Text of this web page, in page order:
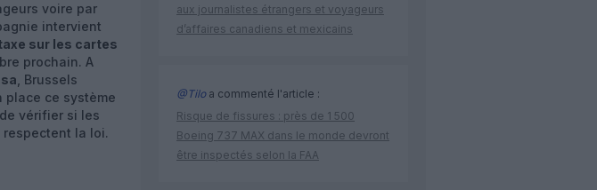
voire par
intervient
sur les cartes
prochain. A
, Brussels
place ce système
vérifier si les
respectent la loi.
aux journalistes étrangers et voyageurs
d’affaires canadiens et mexicains
@Tiloa commenté l'article :
Risque de fissures : près de 1 500
Boeing 737 MAX dans le monde devront
être inspectés selon la FAA